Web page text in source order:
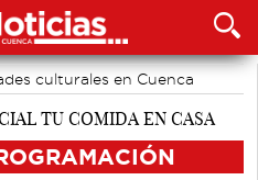
culturales en Cuenca